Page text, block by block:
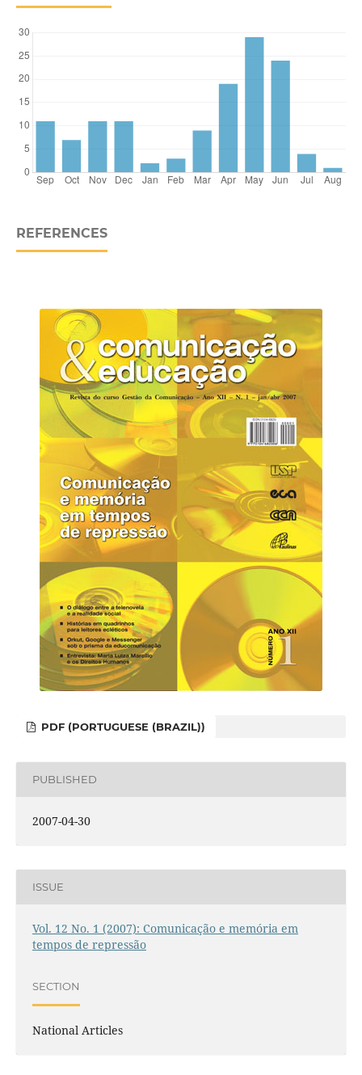
REFERENCES
PDF (PORTUGUESE (BRAZIL))
PUBLISHED
2007-04-30
ISSUE
Vol. 12 No. 1 (2007): Comunicação e memória em
tempos de repressão
SECTION
National Articles